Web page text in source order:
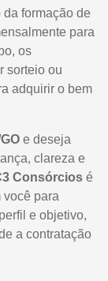
formação de
para
os
sorteio ou
adquirir o bem
e deseja
clareza e
Consórcios é
você para
e objetivo,
a contratação